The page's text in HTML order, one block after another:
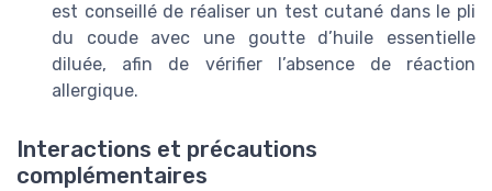
est conseillé de réaliser un test cutané dans le pli
du coude avec une goutte d’huile essentielle
diluée, afin de vérifier l’absence de réaction
allergique.
Interactions et précautions
complémentaires